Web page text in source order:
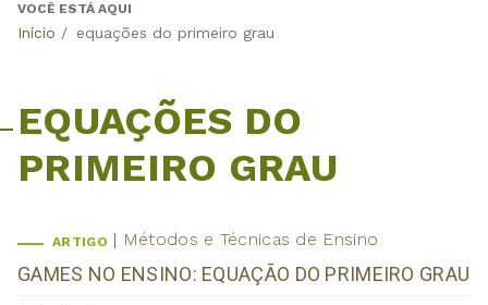
Back
VOCÊ ESTÁ AQUI
Início / equações do primeiro grau
EQUAÇÕES DO
PRIMEIRO GRAU
ARTIGO Métodos e Técnicas de Ensino
GAMES NO ENSINO: EQUAÇÃO DO PRIMEIRO GRAU